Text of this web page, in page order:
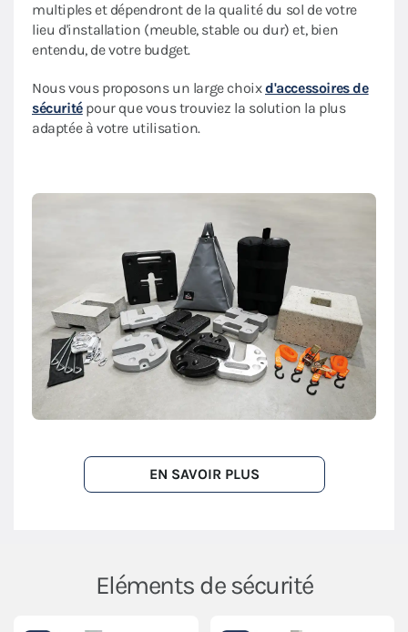
multiples et dépendront de la qualité du sol de votre
lieu d'installation (meuble, stable ou dur) et, bien
entendu, de votre budget.
Nous vous proposons un large choixd'accessoires de
sécuritépour que vous trouviez la solution la plus
adaptée à votre utilisation.
EN SAVOIR PLUS
Eléments de sécurité